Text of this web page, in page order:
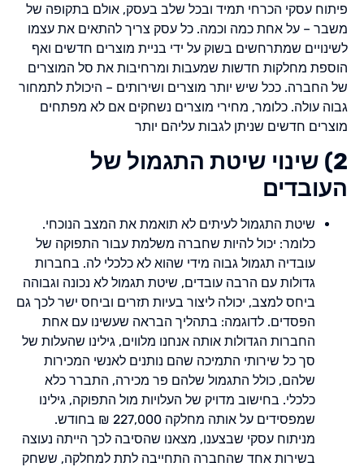
פיתוח עסקי הכרחי תמיד ובכל שלב בעסק, אולם בתקופה של
משבר – על אחת כמה וכמה. כל עסק צריך להתאים את עצמו
לשינויים שמתרחשים בשוק על ידי בניית מוצרים חדשים ואף
הוספת מחלקות חדשות שמעבות ומרחיבות את סל המוצרים
של החברה. ככל שיש יותר מוצרים ושירותים – היכולת לתמחור
גבוה עולה. כלומר, מחירי מוצרים נשחקים אם לא מפתחים
מוצרים חדשים שניתן לגבות עליהם יותר
2) שינוי שיטת התגמול של
העובדים
שיטת התגמול לעיתים לא תואמת את המצב הנוכחי.
כלומר: יכול להיות שחברה משלמת עבור התפוקה של
עובדיה תגמול גבוה מידי שהוא לא כלכלי לה. בחברות
גדולות עם הרבה עובדים, שיטת תגמול לא נכונה וגבוהה
ביחס למצב, יכולה ליצור בעיות תזרים וביחס ישר לכך גם
הפסדים. לדוגמה: בתהליך הבראה שעשינו עם אחת
החברות הגדולות אותה אנחנו מלווים, גילינו שהעלות של
סך כל שירותי התמיכה שהם נותנים לאנשי המכירות
שלהם, כולל התגמול שלהם פר מכירה, התברר כלא
כלכלי. בחישוב מדויק של העלויות מול התפוקה, גילינו
שמפסידים על אותה מחלקה 227,000 ₪ בחודש.
מניתוח עסקי שבצענו, מצאנו שהסיבה לכך הייתה נעוצה
בשירות אחד שהחברה התחייבה לתת למחלקה, ששחק